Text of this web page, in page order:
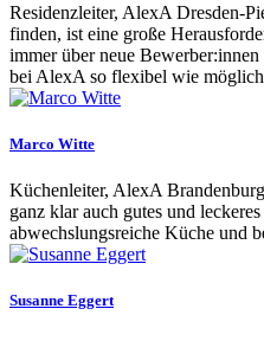
Residenzleiter, AlexA Dresden-
finden, ist eine große
immer über neue
bei AlexA so flexibel wie möglich
Marco Witte
Küchenleiter, AlexA
ganz klar auch gutes und
abwechslungsreiche Küche und
Susanne Eggert